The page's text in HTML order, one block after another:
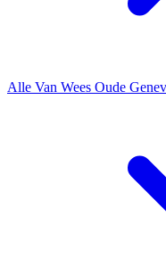
Alle Van Wees Oude